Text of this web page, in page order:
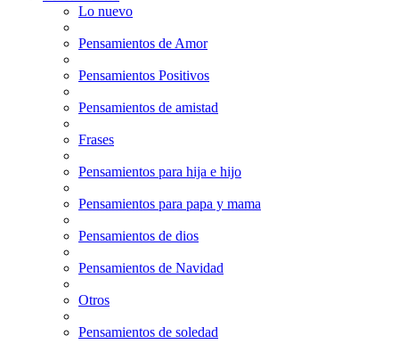
Lo nuevo
Pensamientos de Amor
Pensamientos Positivos
Pensamientos de amistad
Frases
Pensamientos para hija e hijo
Pensamientos para papa y mama
Pensamientos de dios
Pensamientos de Navidad
Otros
Pensamientos de soledad